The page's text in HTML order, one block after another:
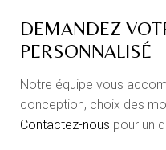
DEMANDEZ
PERSONNALISÉ
Notre équipe vous
conception, choix des
Contactez-nous pour un